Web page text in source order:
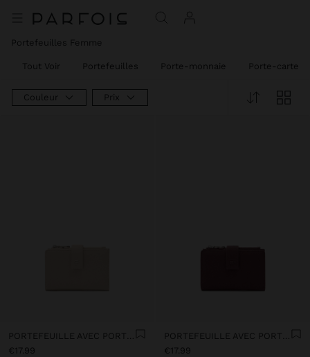
Portefeuilles Femme
Tout Voir Portefeuilles Porte-monnaie Porte-cartes
Couleur Prix
PORTEFEUILLE AVEC PORTE-CARTES AMOVIBLE
€17.99
PORTEFEUILLE AVEC PORTE-CARTES AMOVIBLE
€17.99